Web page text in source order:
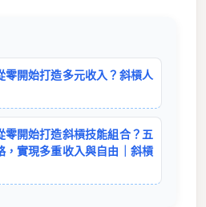
零開始打造多元收入？斜槓人
零開始打造斜槓技能組合？五
，實現多重收入與自由｜斜槓